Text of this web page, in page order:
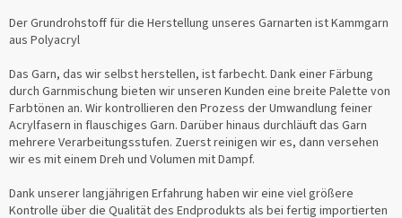
Der Grundrohstoff für die Herstellung unseres Garnarten ist Kammgarn
aus Polyacryl
Das Garn, das wir selbst herstellen, ist farbecht. Dank einer Färbung
durch Garnmischung bieten wir unseren Kunden eine breite Palette von
Farbtönen an. Wir kontrollieren den Prozess der Umwandlung feiner
Acrylfasern in flauschiges Garn. Darüber hinaus durchläuft das Garn
mehrere Verarbeitungsstufen. Zuerst reinigen wir es, dann versehen
wir es mit einem Dreh und Volumen mit Dampf.
Dank unserer langjährigen Erfahrung haben wir eine viel größere
Kontrolle über die Qualität des Endprodukts als bei fertig importierten